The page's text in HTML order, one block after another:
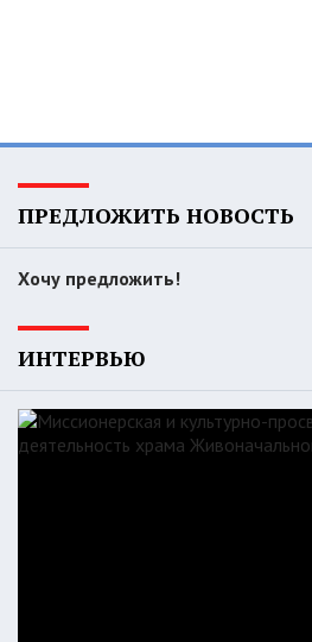
ПРЕДЛОЖИТЬ НОВОСТЬ
Хочу предложить!
ИНТЕРВЬЮ